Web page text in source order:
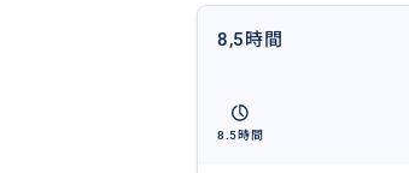
8,5時間
8.5時間